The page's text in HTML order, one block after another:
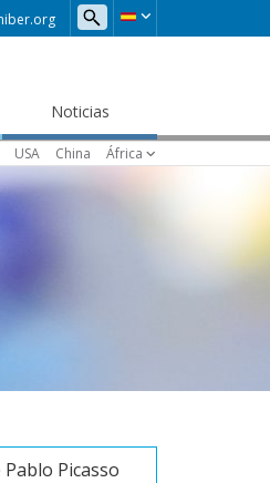
Noticias
USA China África
Pablo Picasso